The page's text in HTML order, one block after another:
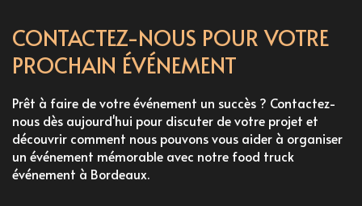
CONTACTEZ-NOUS POUR VOTRE
PROCHAIN ÉVÉNEMENT
Prêt à faire de votre événement un succès ? Contactez-
nous dès aujourd'hui pour discuter de votre projet et
découvrir comment nous pouvons vous aider à organiser
un événement mémorable avec notre food truck
événement à Bordeaux.